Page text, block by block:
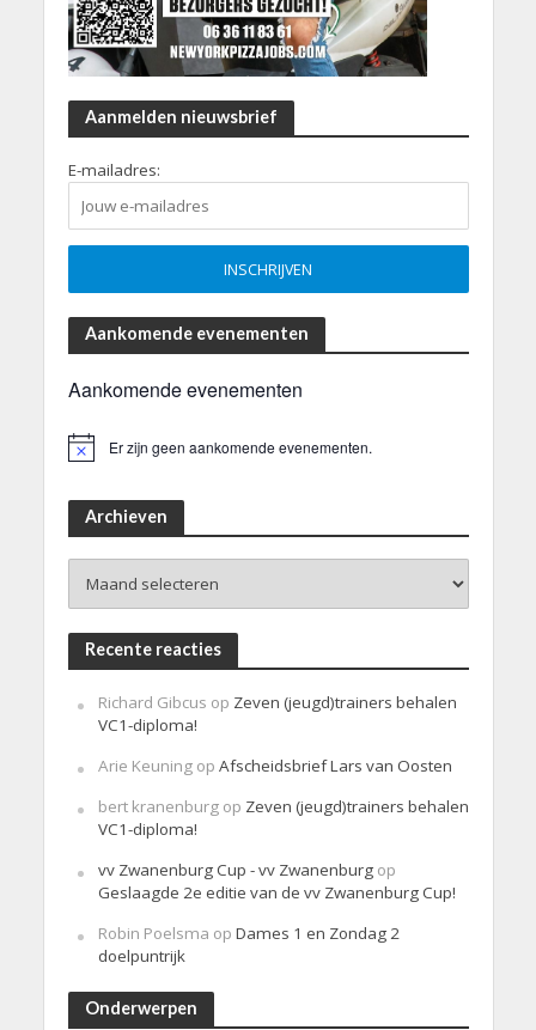
Aanmelden nieuwsbrief
E-mailadres:
Aankomende evenementen
Aankomende evenementen
Er zijn geen aankomende evenementen.
Archieven
Recente reacties
Richard Gibcus op Zeven (jeugd)trainers behalen
VC1-diploma!
Arie Keuningop Afscheidsbrief Lars van Oosten
bert kranenburgop Zeven (jeugd)trainers behalen
VC1-diploma!
vv Zwanenburg Cup - vv Zwanenburgop
Geslaagde 2e editie van de vv Zwanenburg Cup!
Robin Poelsma op Dames 1 en Zondag 2
doelpuntrijk
Onderwerpen